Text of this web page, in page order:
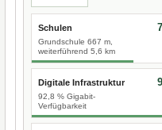
Schulen
Grundschule 667 m,
weiterführend 5,6 km
Digitale Infrastruktur
92,8 % Gigabit-
Verfügbarkeit